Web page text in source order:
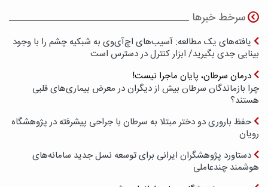
سرخط خبرها
یافته‌های یک مطالعه: آسیب‌های اچ‌آی‌وی به شبکیه چشم را با وجود
بینایی جدی بگیرید/ ابزار کنترل در دسترس است
درمان سرطان، پایان ماجرا نیست!
چرا بازماندگان سرطان بیش از دیگران در معرض بیماری‌های قلبی
هستند؟
حفظ باروری دو دختر مبتلا به سرطان با جراحی پیشرفته در پژوهشگاه
رویان
دستاورد پژوهشگران ایرانی برای توسعه نسل جدید سامانه‌های
هوشمند چندعاملی